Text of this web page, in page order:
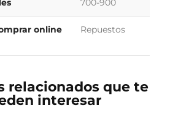
700-900
online Repuestos
relacionados que te
interesar